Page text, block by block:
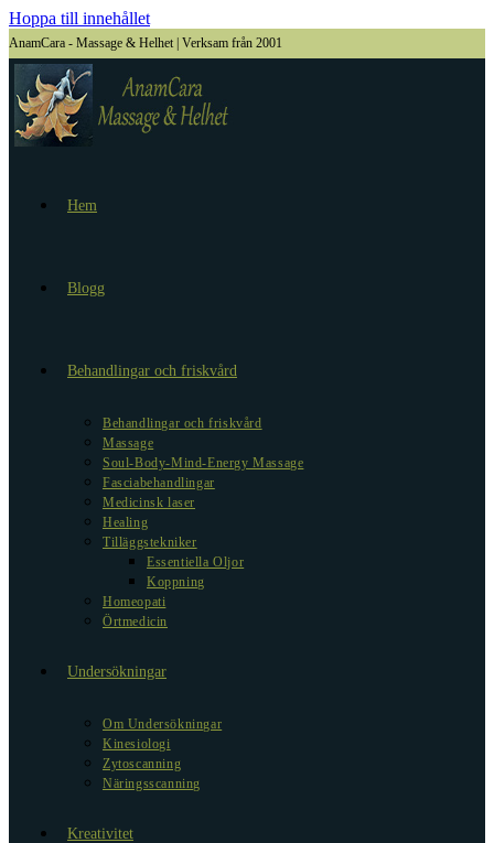
Hoppa till innehållet
AnamCara - Massage & Helhet | Verksam från 2001
Hem
Blogg
Behandlingar och friskvård
Behandlingar och friskvård
Massage
Soul-Body-Mind-Energy Massage
Fasciabehandlingar
Medicinsk laser
Healing
Tilläggstekniker
Essentiella Oljor
Koppning
Homeopati
Örtmedicin
Undersökningar
Om Undersökningar
Kinesiologi
Zytoscanning
Näringsscanning
Kreativitet